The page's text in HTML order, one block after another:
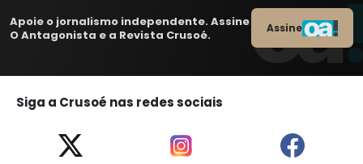
Apoie o jornalismo independente. Assine
O Antagonista e a Revista Crusoé.
Assine
Siga a Crusoé nas redes sociais